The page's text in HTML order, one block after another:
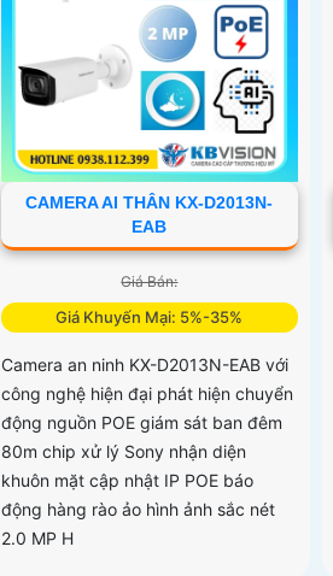
CAMERA AI THÂN KX-D2013N-
EAB
Giá Bán:
Giá Khuyến Mại: 5%-35%
Camera an ninh KX-D2013N-EAB với
công nghệ hiện đại phát hiện chuyển
động nguồn POE giám sát ban đêm
80m chip xử lý Sony nhận diện
khuôn mặt cập nhật IP POE báo
động hàng rào ảo hình ảnh sắc nét
2.0 MP H